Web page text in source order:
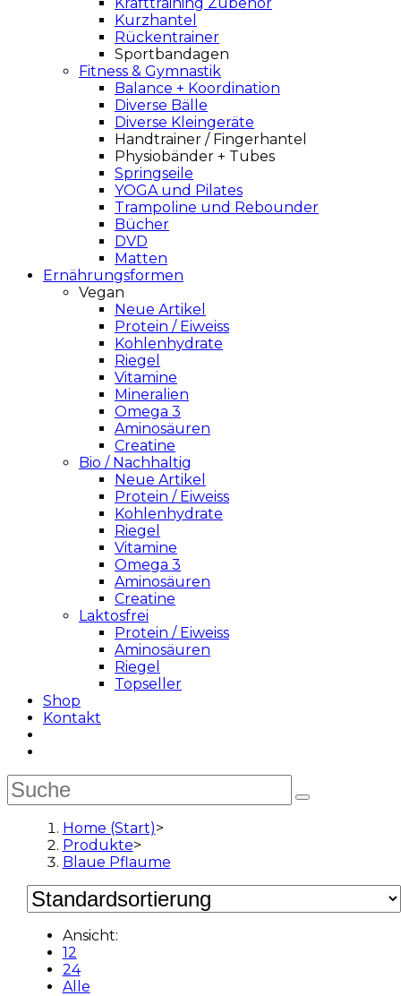
Kurzhantel
Rückentrainer
Sportbandagen
Fitness & Gymnastik
Balance + Koordination
Diverse Bälle
Diverse Kleingeräte
Handtrainer / Fingerhantel
Physiobänder + Tubes
Springseile
YOGA und Pilates
Trampoline und Rebounder
Bücher
DVD
Matten
Ernährungsformen
Vegan
Neue Artikel
Protein / Eiweiss
Kohlenhydrate
Riegel
Vitamine
Mineralien
Omega 3
Aminosäuren
Creatine
Bio / Nachhaltig
Neue Artikel
Protein / Eiweiss
Kohlenhydrate
Riegel
Vitamine
Omega 3
Aminosäuren
Creatine
Laktosfrei
Protein / Eiweiss
Aminosäuren
Riegel
Topseller
Shop
Kontakt
Home (Start)>
Produkte>
Blaue Pflaume
Ansicht:
12
24
Alle